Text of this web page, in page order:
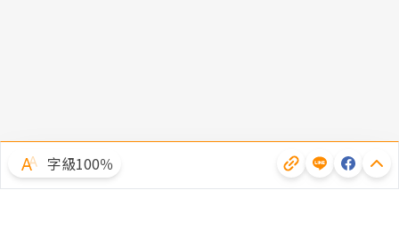
字級100％